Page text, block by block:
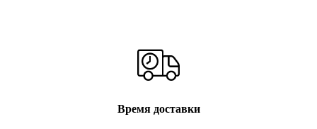
Время доставки